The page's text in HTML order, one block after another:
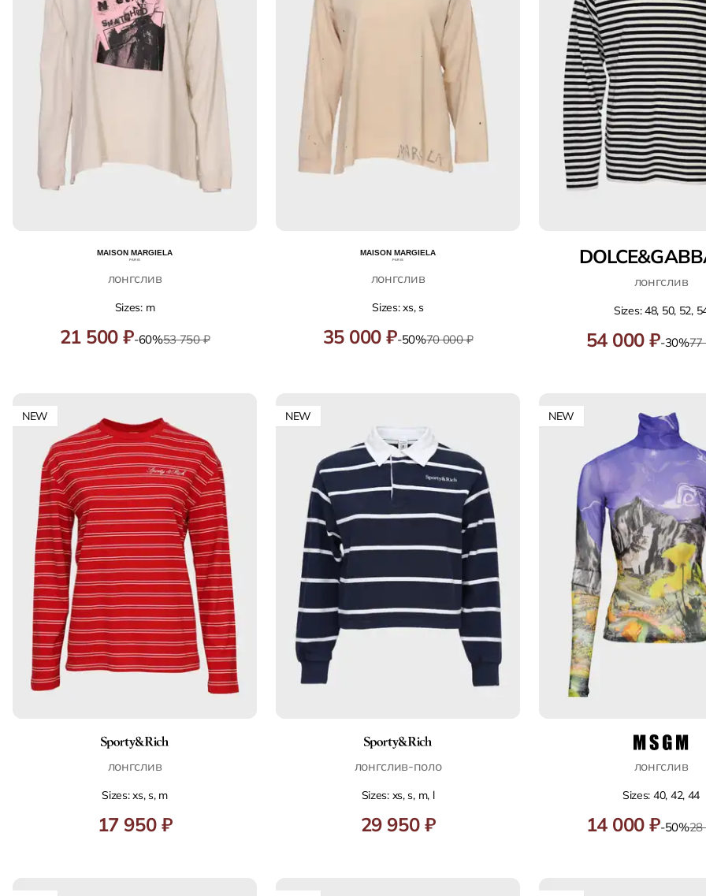
лонгслив
Sizes: m
21 500 ₽-60%53 750 ₽
лонгслив
Sizes: xs, s
35 000 ₽-50%70 000 ₽
лонгслив
Sizes: 48, 50, 52,
54 000 ₽-30%77
NEW
лонгслив
Sizes: xs, s, m
17 950 ₽
NEW
лонгслив‑поло
Sizes: xs, s, m, l
29 950 ₽
NEW
лонгслив
Sizes: 40, 42, 44
14 000 ₽-50%28